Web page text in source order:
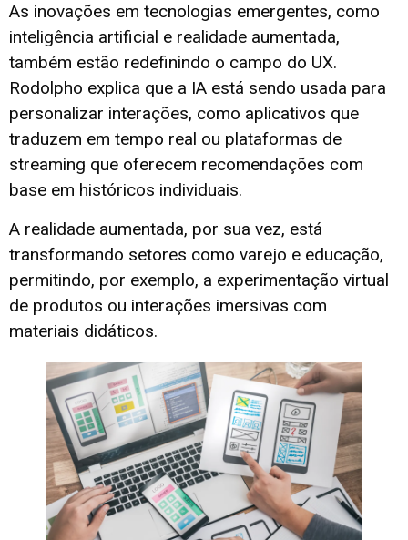
As inovações em tecnologias emergentes, como
inteligência artificial e realidade aumentada,
também estão redefinindo o campo do UX.
Rodolpho explica que a IA está sendo usada para
personalizar interações, como aplicativos que
traduzem em tempo real ou plataformas de
streaming que oferecem recomendações com
base em históricos individuais.
A realidade aumentada, por sua vez, está
transformando setores como varejo e educação,
permitindo, por exemplo, a experimentação virtual
de produtos ou interações imersivas com
materiais didáticos.